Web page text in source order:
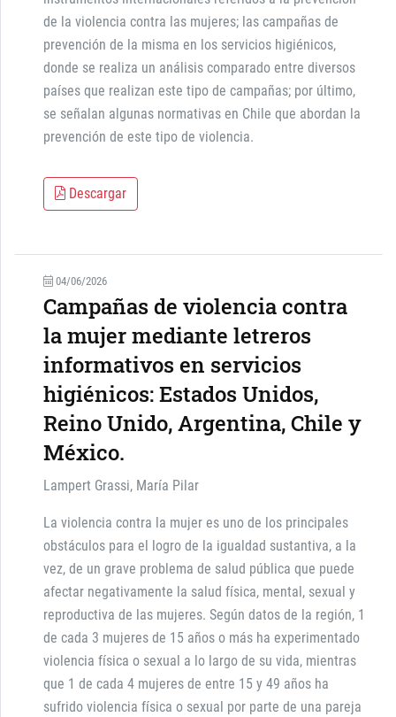
de la violencia contra las mujeres; las campañas de
prevención de la misma en los servicios higiénicos,
donde se realiza un análisis comparado entre diversos
países que realizan este tipo de campañas; por último,
se señalan algunas normativas en Chile que abordan la
prevención de este tipo de violencia.
Descargar
04/06/2026
Campañas de violencia contra
la mujer mediante letreros
informativos en servicios
higiénicos: Estados Unidos,
Reino Unido, Argentina, Chile y
México.
Lampert Grassi, María Pilar
La violencia contra la mujer es uno de los principales
obstáculos para el logro de la igualdad sustantiva, a la
vez, de un grave problema de salud pública que puede
afectar negativamente la salud física, mental, sexual y
reproductiva de las mujeres. Según datos de la región, 1
de cada 3 mujeres de 15 años o más ha experimentado
violencia física o sexual a lo largo de su vida, mientras
que 1 de cada 4 mujeres de entre 15 y 49 años ha
sufrido violencia física o sexual por parte de una pareja